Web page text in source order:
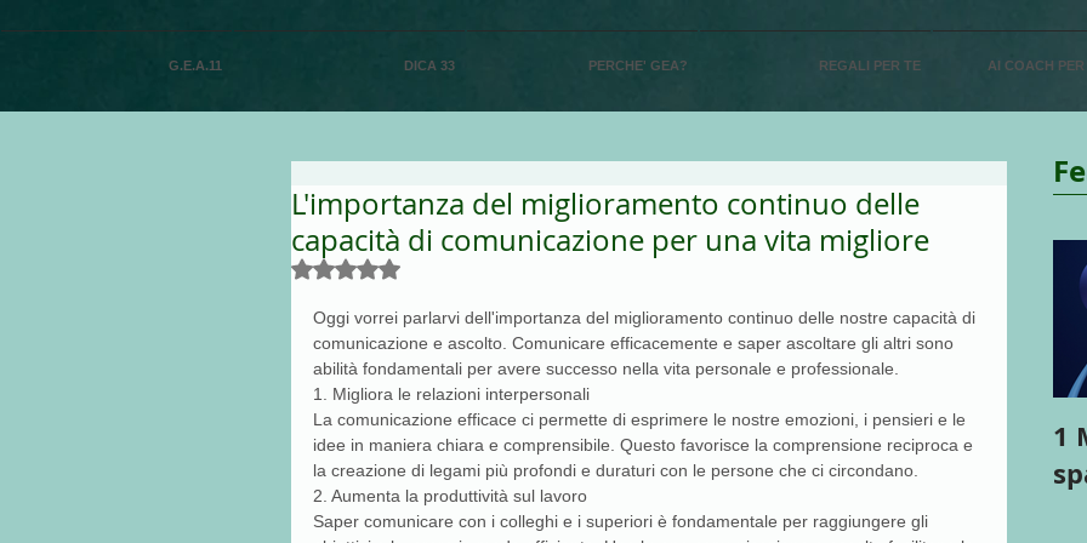
G.E.A.11 DICA 33 PERCHE' GEA? REGALI PER TE AI COACH
L'importanza del miglioramento continuo delle
capacità di comunicazione per una vita migliore
Valutazione NaN stelle su 5.
Oggi vorrei parlarvi dell'importanza del miglioramento continuo delle nostre capacità di
comunicazione e ascolto. Comunicare efficacemente e saper ascoltare gli altri sono
abilità fondamentali per avere successo nella vita personale e professionale.
1. Migliora le relazioni interpersonali
La comunicazione efficace ci permette di esprimere le nostre emozioni, i pensieri e le
idee in maniera chiara e comprensibile. Questo favorisce la comprensione reciproca e
la creazione di legami più profondi e duraturi con le persone che ci circondano.
2. Aumenta la produttività sul lavoro
Saper comunicare con i colleghi e i superiori è fondamentale per raggiungere gli
1